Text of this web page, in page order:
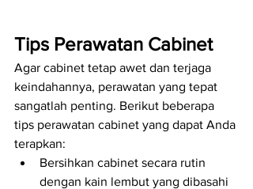
Tips Perawatan Cabinet
Agar cabinet tetap awet dan terjaga
keindahannya, perawatan yang tepat
sangatlah penting. Berikut beberapa
tips perawatan cabinet yang dapat Anda
terapkan:
Bersihkan cabinet secara rutin
dengan kain lembut yang dibasahi